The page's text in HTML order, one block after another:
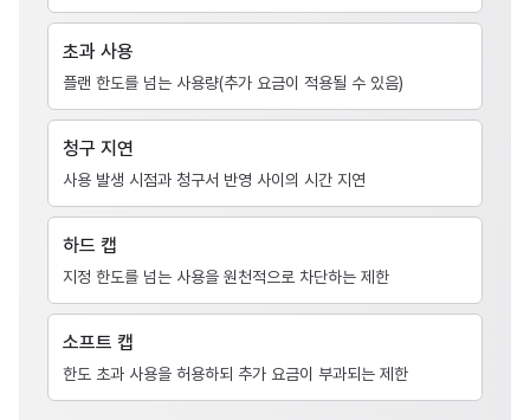
초과 사용
플랜 한도를 넘는 사용량(추가 요금이 적용될 수 있음)
청구 지연
사용 발생 시점과 청구서 반영 사이의 시간 지연
하드 캡
지정 한도를 넘는 사용을 원천적으로 차단하는 제한
소프트 캡
한도 초과 사용을 허용하되 추가 요금이 부과되는 제한